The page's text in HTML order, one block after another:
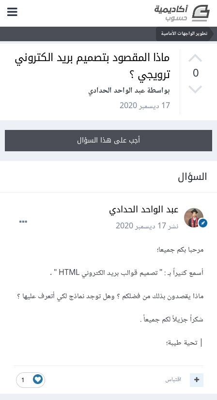
تطوير الواجهات الأمامية
0
ماذا المقصود بتصميم بريد الكتروني
ترويجي ؟
بواسطة عبد الواحد الحدادي
17 ديسمبر 2020
أجب على هذا السؤال
السؤال
عبد الواحد الحدادي
نشر17 ديسمبر 2020
مرحبا بكم جميعا؛
أسمع كثيراً بـ : " تصميم قوالب بريد الكتروني HTML " .
ماذا يقصدون بذلك من فضلكم ؟ وهل توجد نماذج لكي أتعرف عليها ؟
شكراً جزيلاً لكم جميعاً .
| تحية طيبة؛
1 اقتباس